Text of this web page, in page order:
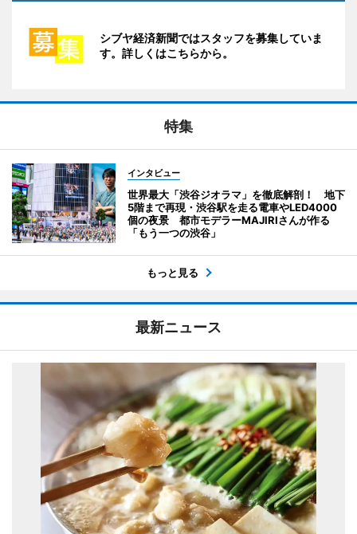
シブヤ経済新聞ではスタッフを募集していま
す。詳しくはこちらから。
特集
インタビュー
世界最大「渋谷ジオラマ」を徹底解剖！ 地下
5階まで再現・渋谷駅を走る電車やLED4000
個の夜景 都市モデラーMAJIRIさんが作る
「もう一つの渋谷」
もっと見る
最新ニュース